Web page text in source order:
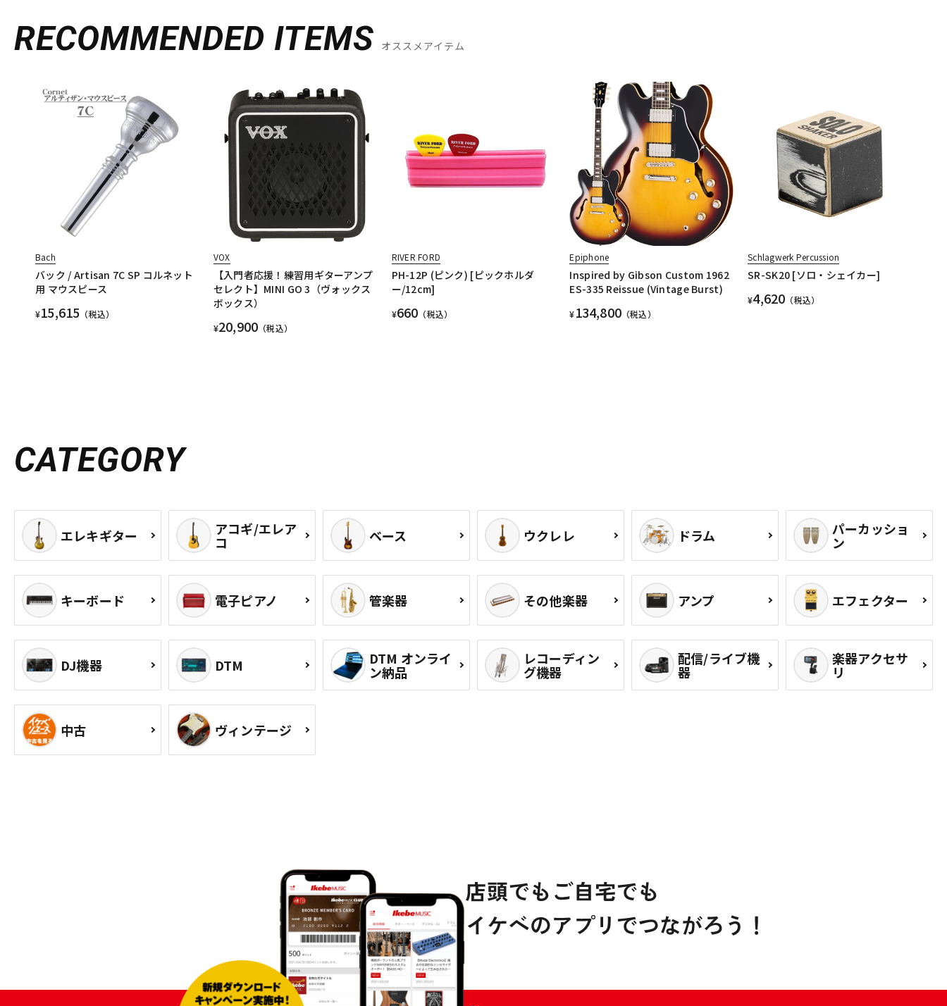
RECOMMENDED ITEMS オススメアイテム
Bach
バック / Artisan 7C SP コルネット
用 マウスピース
¥15,615 （税込）
VOX
【入門者応援！練習用ギターアンプ
セレクト】MINI GO 3（ヴォックス
ボックス）
¥20,900 （税込）
RIVER FORD
PH-12P (ピンク) [ピックホルダ
ー/12cm]
¥660 （税込）
Epiphone
Inspired by Gibson Custom 1962
ES-335 Reissue (Vintage Burst)
¥134,800 （税込）
Schlagwerk Percussion
SR-SK20 [ソロ・シェイカー]
¥4,620 （税込）
CATEGORY
エレキギター アコギ/エレア
コ ベース ウクレレ ドラム パーカッショ
ン
キーボード 電子ピアノ 管楽器 その他楽器 アンプ エフェクター
DJ機器 DTM DTM オンライ
ン納品
レコーディン
グ機器
配信/ライブ機
器
楽器アクセサ
リ
中古 ヴィンテージ